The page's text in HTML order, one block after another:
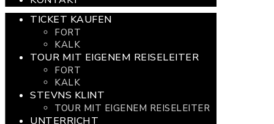
TICKET KAUFEN
FORT
KALK
TOUR MIT EIGENEM REISELEITER
FORT
KALK
STEVNS KLINT
TOUR MIT EIGENEM REISELEITER
UNTERRICHT